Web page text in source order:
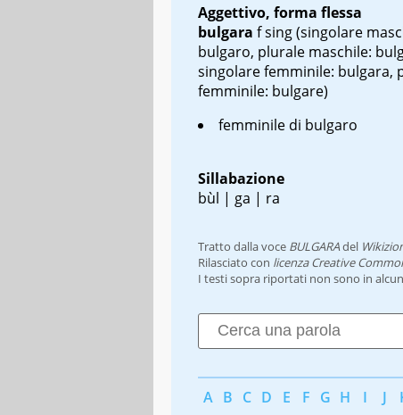
Aggettivo, forma flessa
bulgara f sing(singolare
bulgaro, plurale maschile:
singolare femminile: bulgara,
femminile: bulgare)
femminile di bulgaro
Sillabazione
bùl | ga | ra
Tratto dalla voce BULGARAdel
Rilasciato con licenza Creative
I testi sopra riportati non sono in
A B C D E F G H I J